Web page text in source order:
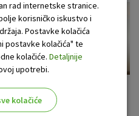
u eurima s fiksnom
otplate!
rad internetske stranice.
korisničko iskustvo i
Postavke kolačića
postavke kolačića" te
kolačiće. Detaljnije
upotrebi.
kolačiće